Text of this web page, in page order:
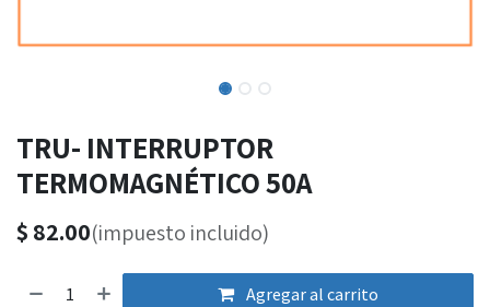
TRU- INTERRUPTOR
TERMOMAGNÉTICO 50A
$ 82.00(impuesto incluido)
Agregar al carrito